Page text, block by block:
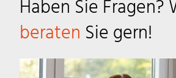
Haben Sie Fragen?
beraten Sie gern!